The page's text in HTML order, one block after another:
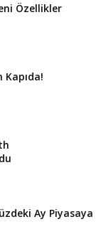
Özellikler
Ay Piyasaya